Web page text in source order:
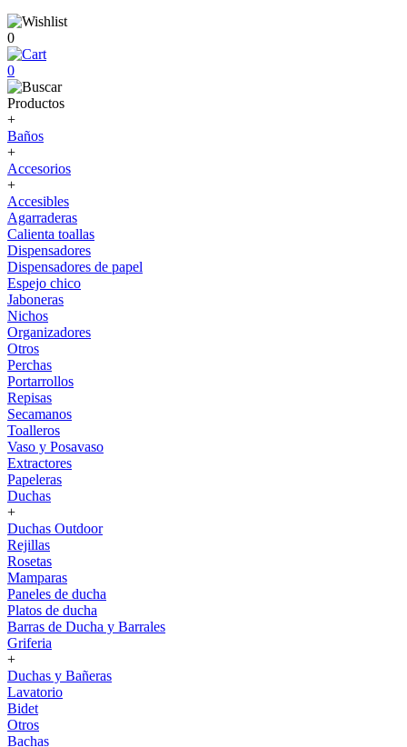
0
0
Productos
+
Baños
+
Accesorios
+
Accesibles
Agarraderas
Calienta toallas
Dispensadores
Dispensadores de papel
Espejo chico
Jaboneras
Nichos
Organizadores
Otros
Perchas
Portarrollos
Repisas
Secamanos
Toalleros
Vaso y Posavaso
Extractores
Papeleras
Duchas
+
Duchas Outdoor
Rejillas
Rosetas
Mamparas
Paneles de ducha
Platos de ducha
Barras de Ducha y Barrales
Griferia
+
Duchas y Bañeras
Lavatorio
Bidet
Otros
Bachas